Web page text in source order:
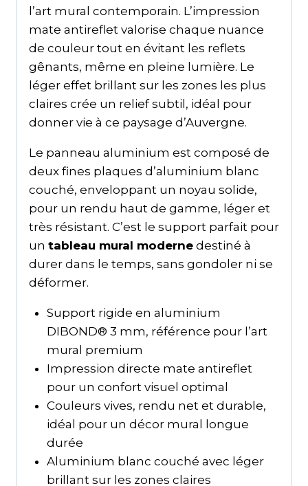
l’art mural contemporain. L’impression
mate antireflet valorise chaque nuance
de couleur tout en évitant les reflets
gênants, même en pleine lumière. Le
léger effet brillant sur les zones les plus
claires crée un relief subtil, idéal pour
donner vie à ce paysage d’Auvergne.
Le panneau aluminium est composé de
deux fines plaques d’aluminium blanc
couché, enveloppant un noyau solide,
pour un rendu haut de gamme, léger et
très résistant. C’est le support parfait pour
un tableau mural moderne destiné à
durer dans le temps, sans gondoler ni se
déformer.
Support rigide en aluminium
DIBOND® 3 mm, référence pour l’art
mural premium
Impression directe mate antireflet
pour un confort visuel optimal
Couleurs vives, rendu net et durable,
idéal pour un décor mural longue
durée
Aluminium blanc couché avec léger
brillant sur les zones claires